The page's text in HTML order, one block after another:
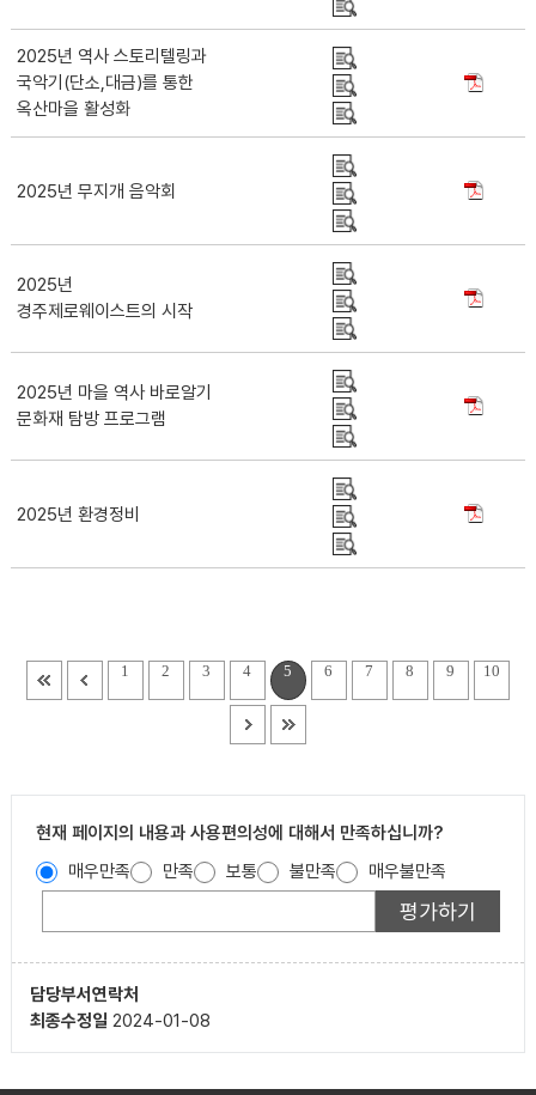
2025년 역사 스토리텔링과
국악기(단소,대금)를 통한
옥산마을 활성화
2025년 무지개 음악회
2025년
경주제로웨이스트의 시작
2025년 마을 역사 바로알기
문화재 탐방 프로그램
2025년 환경정비
1 2 3 4 5 6 7 8 9 10
현재 페이지의 내용과 사용편의성에 대해서 만족하십니까?
매우만족
만족 보통 불만족 매우불만족
담당부서연락처
최종수정일 2024-01-08